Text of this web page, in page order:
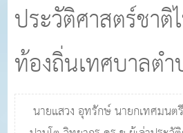
ประวัติศาสตร์ชาติ
ท้องถิ่นเทศบาลต
นายแสวง อุทรักษ์ นายกเทศมนต